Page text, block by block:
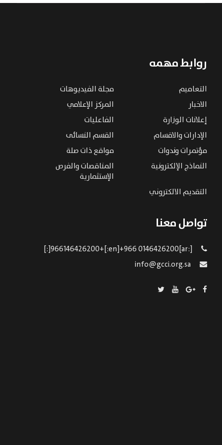
روابط مهمه
التعاميم
مجلة الفيديوهات
الاخبار
المركز الإعلامي
إعلانات الوزارة
الفاعليات
الإدارات والاقسام
القسم النسائى
مؤتمرات وندوات
مواقع ذات صلة
النماذج الإلكترونية
المناقصات والفرص
الإستثمارية
التقديم الالكتروني
تواصل معنا
[:ar]966146426200+[:en]+966 0146426200[:]